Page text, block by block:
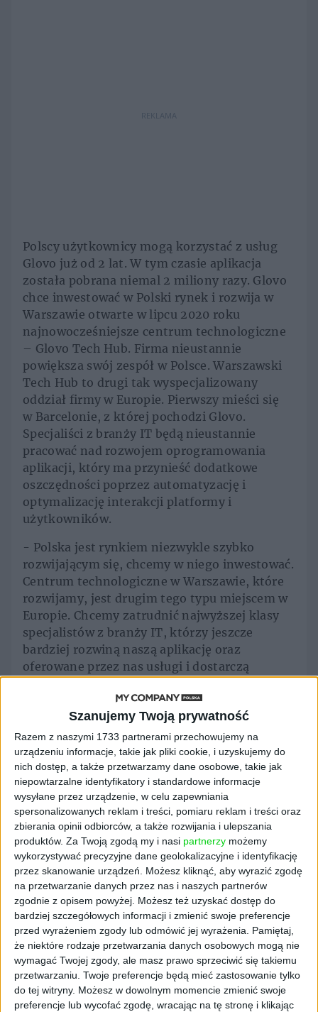
Szanujemy Twoją prywatność
Razem z naszymi 1733 partnerami przechowujemy na
urządzeniu informacje, takie jak pliki cookie, i uzyskujemy do
nich dostęp, a także przetwarzamy dane osobowe, takie jak
niepowtarzalne identyfikatory i standardowe informacje
wysyłane przez urządzenie, w celu zapewniania
spersonalizowanych reklam i treści, pomiaru reklam i treści oraz
zbierania opinii odbiorców, a także rozwijania i ulepszania
produktów. Za Twoją zgodą my i nasi partnerzy możemy
wykorzystywać precyzyjne dane geolokalizacyjne i identyfikację
przez skanowanie urządzeń. Możesz kliknąć, aby wyrazić zgodę
na przetwarzanie danych przez nas i naszych partnerów
zgodnie z opisem powyżej. Możesz też uzyskać dostęp do
bardziej szczegółowych informacji i zmienić swoje preferencje
przed wyrażeniem zgody lub odmówić jej wyrażenia.
Pamiętaj,
że niektóre rodzaje przetwarzania danych osobowych mogą nie
wymagać Twojej zgody, ale masz prawo sprzeciwić się takiemu
przetwarzaniu. Twoje preferencje będą mieć zastosowanie tylko
do tej witryny. Możesz w dowolnym momencie zmienić swoje
preferencje lub wycofać zgodę, wracając na tę stronę i klikając
REKLAMA
Polscy użytkownicy mogą korzystać z usług
Glovo już od 2 lat. W tym czasie aplikacja
została pobrana niemal 2 miliony razy. Glovo
chce inwestować w Polski rynek i rozwija w
Warszawie otwarte w lipcu 2020 roku
najnowocześniejsze centrum technologiczne
– Glovo Tech Hub. Firma nieustannie
powiększa swój zespół w Polsce. Warszawski
Tech Hub to drugi tak wyspecjalizowany
oddział firmy w Europie. Pierwszy mieści się
w Barcelonie, z której pochodzi Glovo.
Specjaliści z branży IT będą nieustannie
pracować nad rozwojem oprogramowania
aplikacji, który ma przynieść dodatkowe
oszczędności poprzez automatyzację i
optymalizację interakcji platformy i
użytkowników.
- Polska jest rynkiem niezwykle szybko
rozwijającym się, chcemy w niego inwestować.
Centrum technologiczne w Warszawie, które
rozwijamy, jest drugim tego typu miejscem w
Europie. Chcemy zatrudnić najwyższej klasy
specjalistów z branży IT, którzy jeszcze
bardziej rozwiną naszą aplikację oraz
oferowane przez nas usługi i dostarczą
doświadczeń. Miniony rok sprawił, że rozwój
technologiczny nabrał jeszcze większego
znaczenia, dlatego nieustannie podążamy za
zmianami. Jednym z najważniejszych wyzwań
dla Glovo jest teraz wspieranie Q-Commerce,
czyli ultraszybkiej dostawy, której czas
wynosiłby maksymalnie 30 minut. –
podkreśla Carlos Silvan, manager Glovo
Polska.
Zespół do Centrum Technologicznego
nieustannie się rozrasta, a Glovo stale otwiera
kolejne rekrutacje. Obecnie pracuje w nim
ponad 50 osób, docelowo ma zatrudniać około
100 specjalistów IT.
Glovo - od startupu do
globalnego gracza delivery